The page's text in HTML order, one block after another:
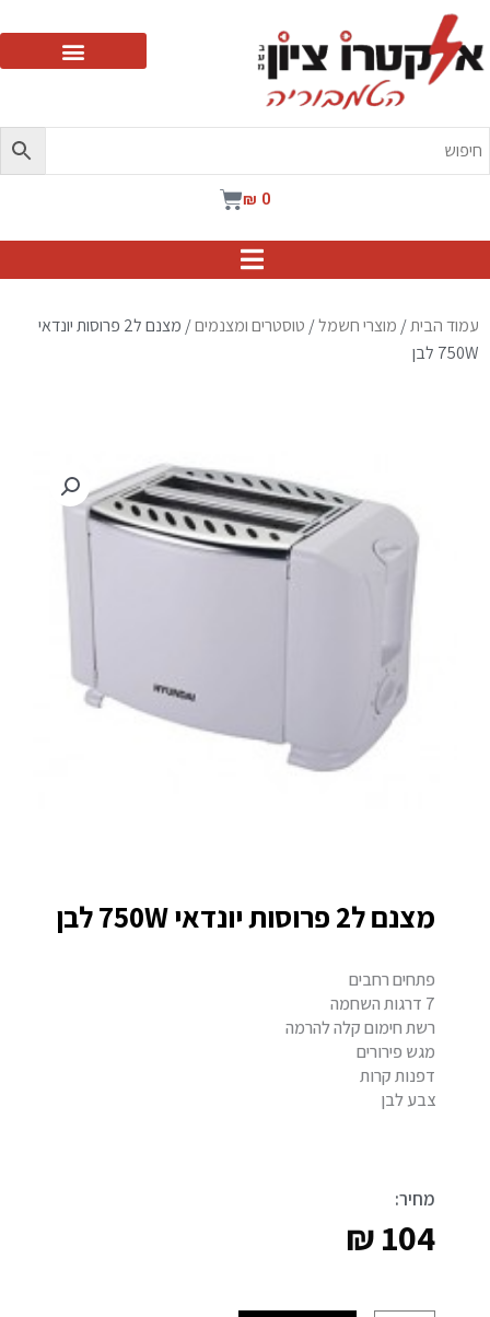
₪ 0
עגלת
עמוד הבית/ מוצרי חשמל/ טוסטרים ומצנמים
/ מצנם ל2 פרוסות יונדאי
750W לבן
מצנם ל2 פרוסות יונדאי 750W לבן
פתחים רחבים
7 דרגות השחמה
רשת חימום קלה להרמה
מגש פירורים
דפנות קרות
צבע לבן
מחיר:
₪104